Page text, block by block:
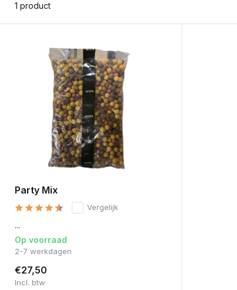
1 product
Party Mix
Vergelijk
...
Op voorraad
2-7 werkdagen
€27,50
Incl. btw